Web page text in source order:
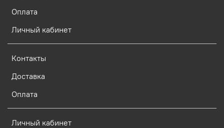
Оплата
Личный кабинет
Контакты
Доставка
Оплата
Личный кабинет